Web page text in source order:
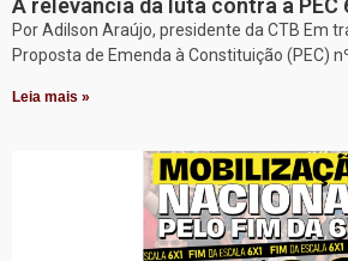
A relevância da luta contra a PEC
Por Adilson Araújo, presidente da CTB Em
Proposta de Emenda à Constituição (PEC)
Leia mais »